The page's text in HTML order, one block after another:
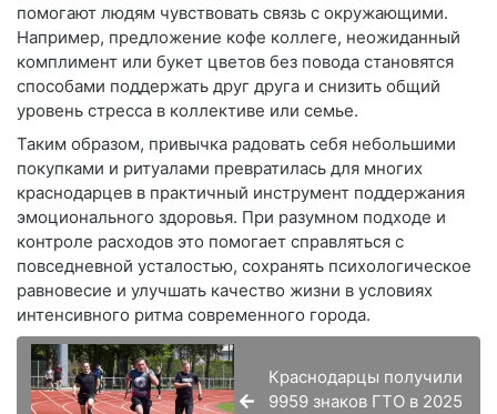
помогают людям чувствовать связь с окружающими.
Например, предложение кофе коллеге, неожиданный
комплимент или букет цветов без повода становятся
способами поддержать друг друга и снизить общий
уровень стресса в коллективе или семье.
Таким образом, привычка радовать себя небольшими
покупками и ритуалами превратилась для многих
краснодарцев в практичный инструмент поддержания
эмоционального здоровья. При разумном подходе и
контроле расходов это помогает справляться с
повседневной усталостью, сохранять психологическое
равновесие и улучшать качество жизни в условиях
интенсивного ритма современного города.
Краснодарцы получили
9959 знаков ГТО в 2025